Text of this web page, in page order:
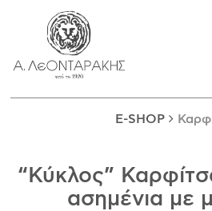
E-SHOP
ΜΟΝΑΔΙΚΆ
ΔΑΚΤΥΛΊΔΙΑ
ΒΡΑΧΙΌΛΙΑ
ΚΑΡΦΊΤΣΕΣ
E-SHOP
“Κύκλος”
ασημένια με